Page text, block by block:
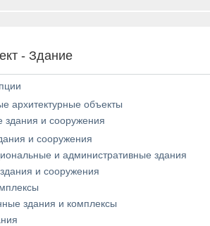
- Здание
архитектурные объекты
и сооружения
и сооружения
и административные здания
и сооружения
здания и комплексы